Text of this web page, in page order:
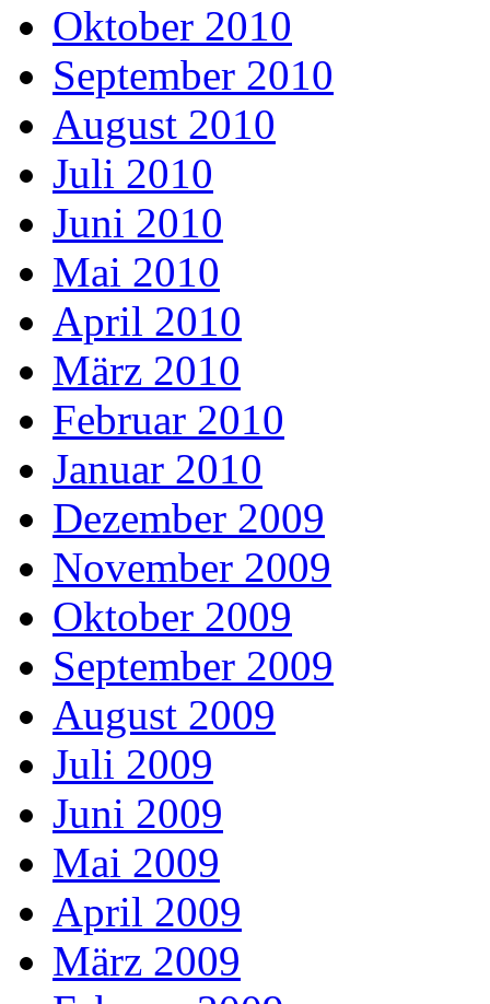
Oktober 2010
September 2010
August 2010
Juli 2010
Juni 2010
Mai 2010
April 2010
März 2010
Februar 2010
Januar 2010
Dezember 2009
November 2009
Oktober 2009
September 2009
August 2009
Juli 2009
Juni 2009
Mai 2009
April 2009
März 2009